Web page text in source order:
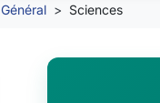
Général Sciences